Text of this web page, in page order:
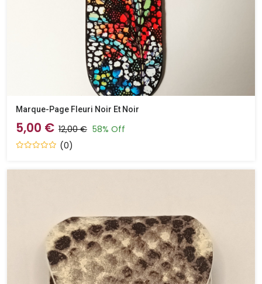
Marque-Page Fleuri Noir Et Noir
5,00 € 12,00 € 58% Off
(0)